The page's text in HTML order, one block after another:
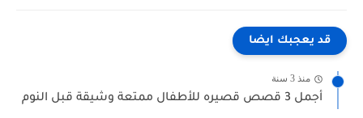
قد يعجبك ايضا
منذ 3 سنة
أجمل 3 قصص قصيره للأطفال ممتعة وشيقة قبل النوم